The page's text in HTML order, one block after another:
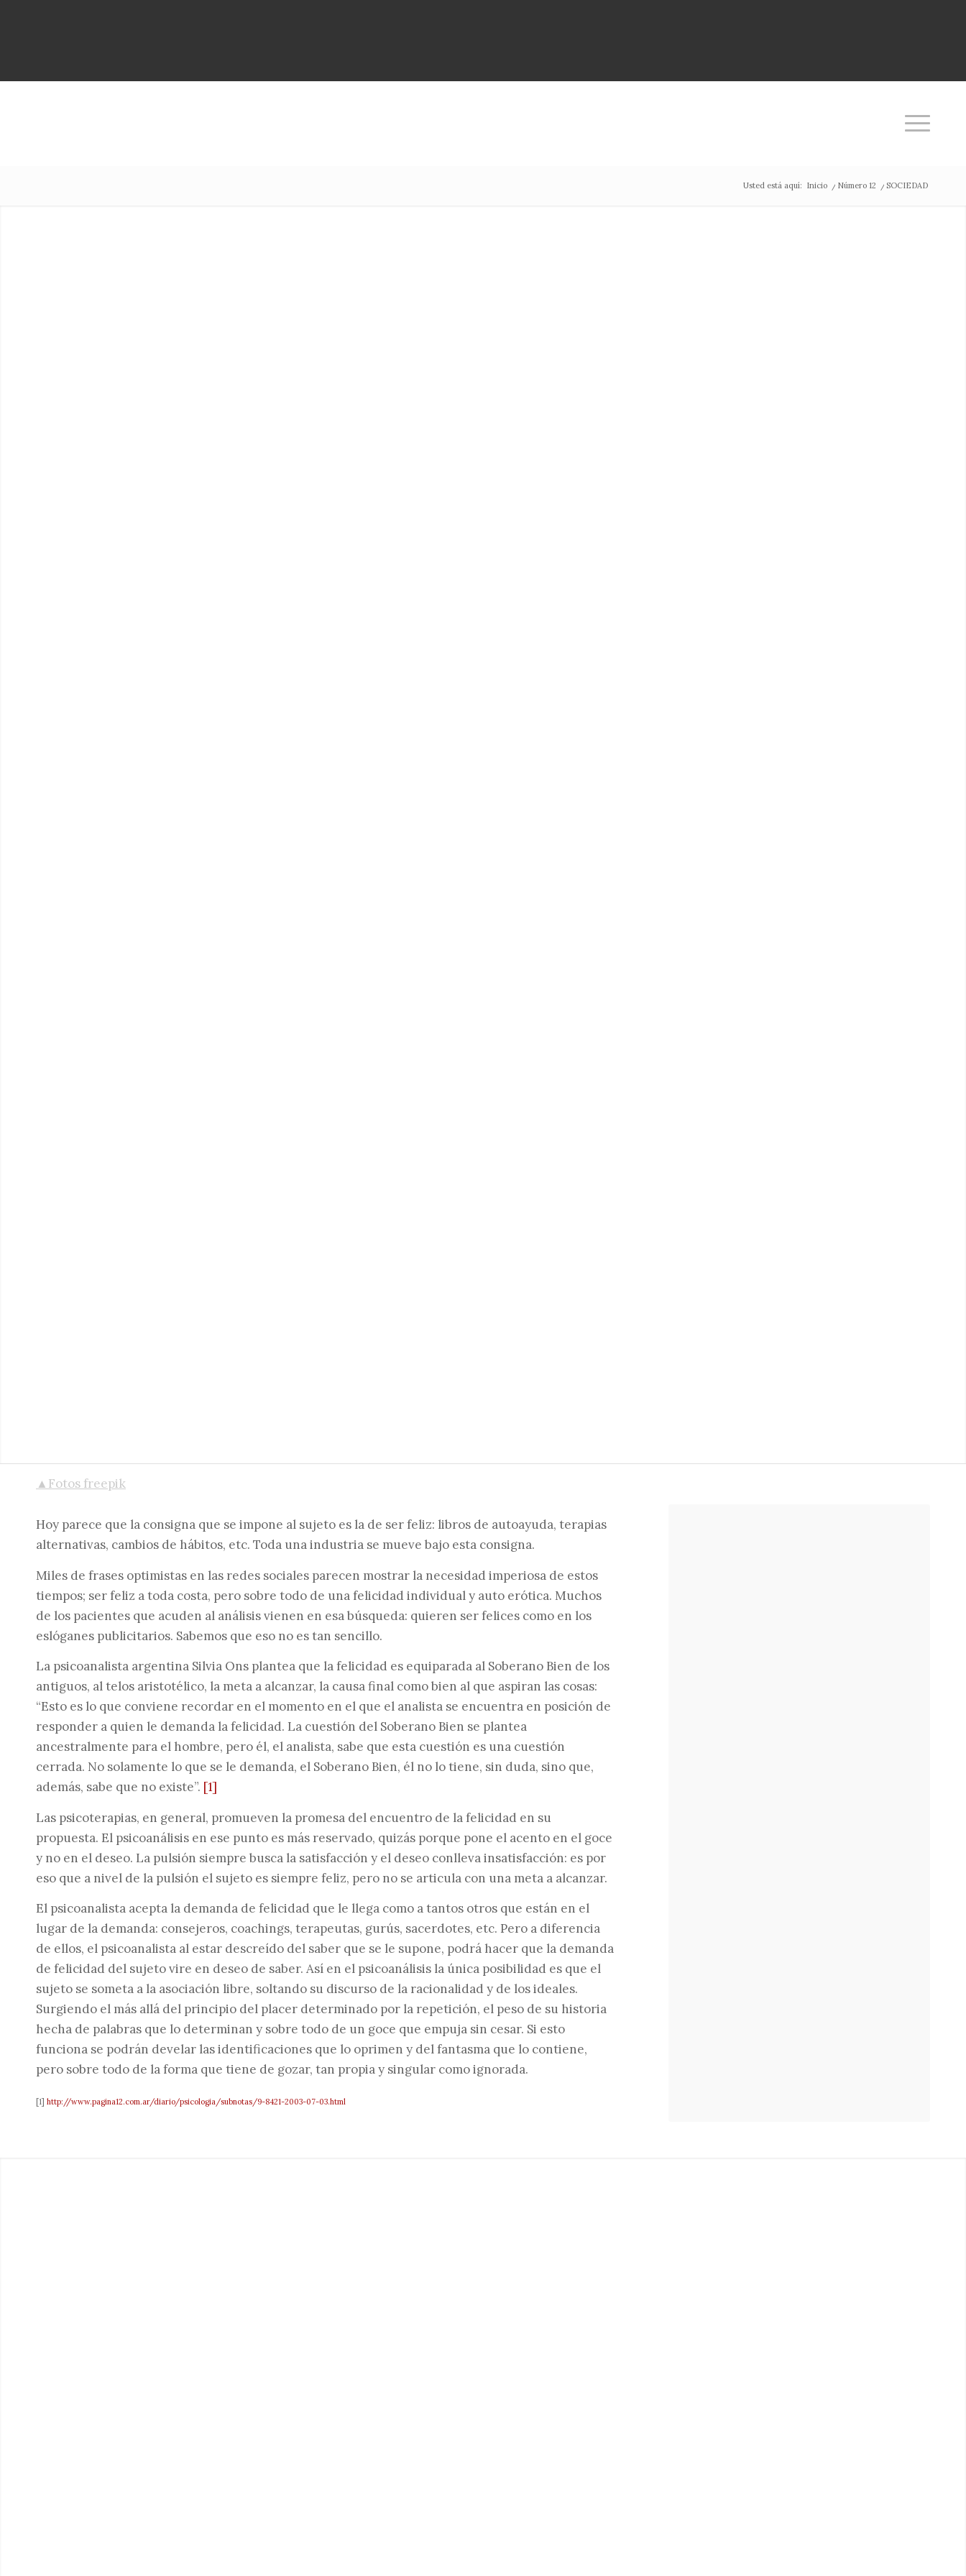
Usted está aquí: Inicio / Número 12 / SOCIEDAD
▲Fotos freepik
Hoy parece que la consigna que se impone al sujeto es la de ser feliz: libros de autoayuda, terapias
alternativas, cambios de hábitos, etc. Toda una industria se mueve bajo esta consigna.
Miles de frases optimistas en las redes sociales parecen mostrar la necesidad imperiosa de estos
tiempos; ser feliz a toda costa, pero sobre todo de una felicidad individual y auto erótica. Muchos
de los pacientes que acuden al análisis vienen en esa búsqueda: quieren ser felices como en los
eslóganes publicitarios. Sabemos que eso no es tan sencillo.
La psicoanalista argentina Silvia Ons plantea que la felicidad es equiparada al Soberano Bien de los
antiguos, al telos aristotélico, la meta a alcanzar, la causa final como bien al que aspiran las cosas:
“Esto es lo que conviene recordar en el momento en el que el analista se encuentra en posición de
responder a quien le demanda la felicidad. La cuestión del Soberano Bien se plantea
ancestralmente para el hombre, pero él, el analista, sabe que esta cuestión es una cuestión
cerrada. No solamente lo que se le demanda, el Soberano Bien, él no lo tiene, sin duda, sino que,
además, sabe que no existe”. [1]
Las psicoterapias, en general, promueven la promesa del encuentro de la felicidad en su
propuesta. El psicoanálisis en ese punto es más reservado, quizás porque pone el acento en el goce
y no en el deseo. La pulsión siempre busca la satisfacción y el deseo conlleva insatisfacción: es por
eso que a nivel de la pulsión el sujeto es siempre feliz, pero no se articula con una meta a alcanzar.
El psicoanalista acepta la demanda de felicidad que le llega como a tantos otros que están en el
lugar de la demanda: consejeros, coachings, terapeutas, gurús, sacerdotes, etc. Pero a diferencia
de ellos, el psicoanalista al estar descreído del saber que se le supone, podrá hacer que la demanda
de felicidad del sujeto vire en deseo de saber. Así en el psicoanálisis la única posibilidad es que el
sujeto se someta a la asociación libre, soltando su discurso de la racionalidad y de los ideales.
Surgiendo el más allá del principio del placer determinado por la repetición, el peso de su historia
hecha de palabras que lo determinan y sobre todo de un goce que empuja sin cesar. Si esto
funciona se podrán develar las identificaciones que lo oprimen y del fantasma que lo contiene,
pero sobre todo de la forma que tiene de gozar, tan propia y singular como ignorada.
[1] http://www.pagina12.com.ar/diario/psicologia/subnotas/9-8421-2003-07-03.html